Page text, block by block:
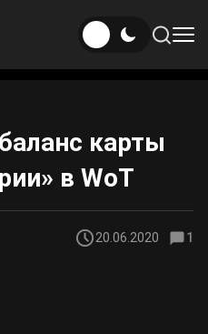
Zero
карты
в WoT
20.06.2020 1